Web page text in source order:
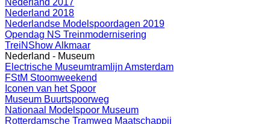
Nederland 2017
Nederland 2018
Nederlandse Modelspoordagen 2019
Opendag NS Treinmodernisering
TreiNShow Alkmaar
Nederland - Museum
Electrische Museumtramlijn Amsterdam
FStM Stoomweekend
Iconen van het Spoor
Museum Buurtspoorweg
Nationaal Modelspoor Museum
Rotterdamsche Tramweg Maatschappij